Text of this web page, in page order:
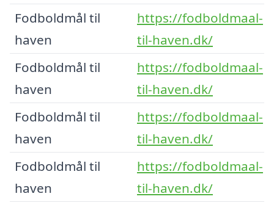
Fodboldmål til
haven
https://fodboldmaal-
til-haven.dk/
Fodboldmål til
haven
https://fodboldmaal-
til-haven.dk/
Fodboldmål til
haven
https://fodboldmaal-
til-haven.dk/
Fodboldmål til
haven
https://fodboldmaal-
til-haven.dk/